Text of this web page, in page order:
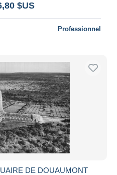
$US
Professionnel
DE DOUAUMONT